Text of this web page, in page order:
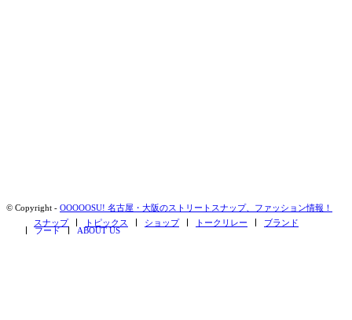
© Copyright - OOOOOSU! 名古屋・大阪のストリートスナップ、ファッション情報！
スナップ
トピックス ショップ トークリレー
ブランド
フード
ABOUT US